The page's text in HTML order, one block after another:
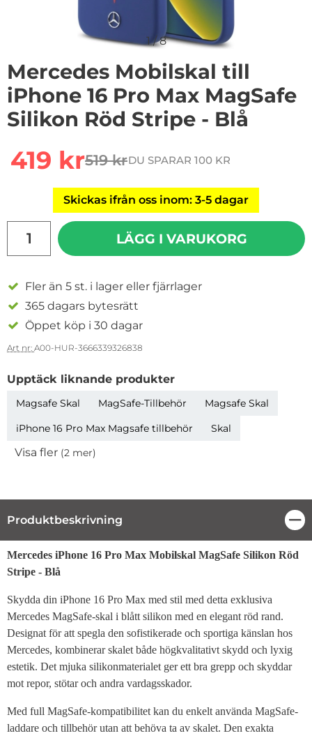
1/8
Mercedes Mobilskal till
iPhone 16 Pro Max MagSafe
Silikon Röd Stripe - Blå
rea pris
419 krtidigare pris
519 krDU SPARAR 100 KR
Skickas ifrån oss inom: 3-5 dagar
LÄGG I VARUKORG
Fler än 5 st. i lager eller fjärrlager
365 dagars bytesrätt
Öppet köp i 30 dagar
Art nr: A00-HUR-3666339326838
Upptäck liknande produkter
Magsafe Skal MagSafe-Tillbehör
Magsafe Skal
iPhone 16 Pro Max Magsafe tillbehör
Skal
Visa fler (2 mer)
Produktbeskrivning
Produktbeskrivning
Mercedes iPhone 16 Pro Max Mobilskal MagSafe Silikon Röd
Stripe - Blå
Skydda din iPhone 16 Pro Max med stil med detta exklusiva
Mercedes MagSafe-skal i blått silikon med en elegant röd rand.
Designat för att spegla den sofistikerade och sportiga känslan hos
Mercedes, kombinerar skalet både högkvalitativt skydd och lyxig
estetik. Det mjuka silikonmaterialet ger ett bra grepp och skyddar
mot repor, stötar och andra vardagsskador.
Med full MagSafe-kompatibilitet kan du enkelt använda MagSafe-
laddare och tillbehör utan att behöva ta av skalet. Den exakta